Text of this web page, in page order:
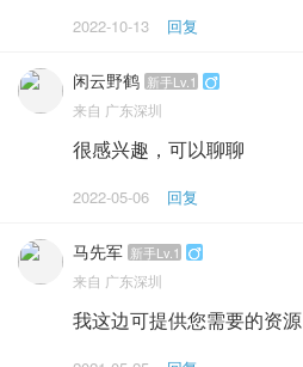
2022-10-13 回复
闲云野鹤 新手Lv.1 
来自 广东深圳
很感兴趣，可以聊聊
2022-05-06 回复
马先军 新手Lv.1 
来自 广东深圳
我这边可提供您需要的资源